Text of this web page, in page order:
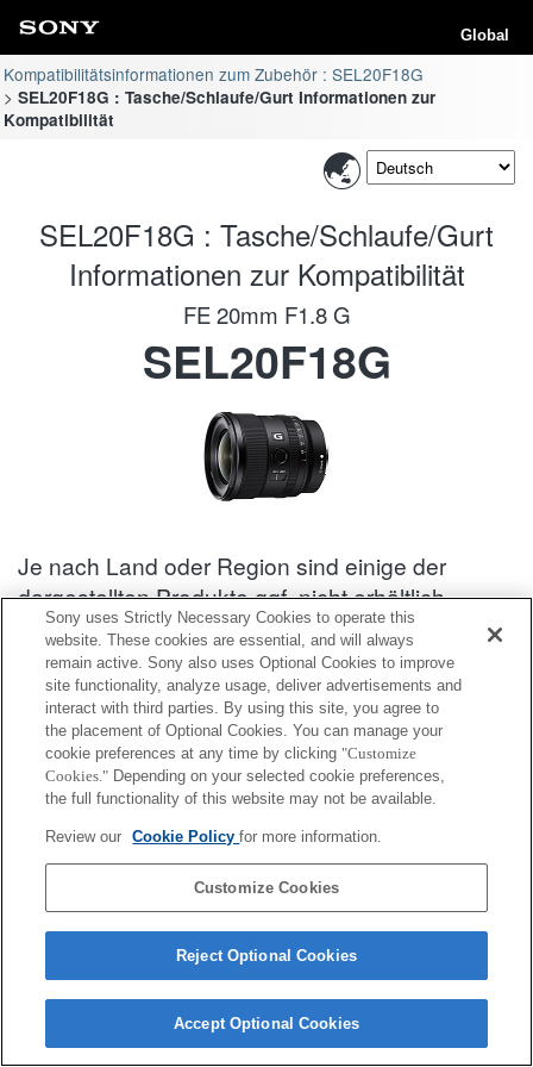
Global
Kompatibilitätsinformationen zum Zubehör : SEL20F18G
SEL20F18G : Tasche/Schlaufe/Gurt Informationen zur
Kompatibilität
SEL20F18G : Tasche/Schlaufe/Gurt
Informationen zur Kompatibilität
FE 20mm F1.8 G
SEL20F18G
Je nach Land oder Region sind einige der
dargestellten Produkte ggf. nicht erhältlich.
Kompatibilitätsinformationen zum Zubehör : SEL20F18G
Tasche/Schlaufe/Gurt
Vollständig kompatibel
Kompatibel, aber mit Einschränkungen
LCS-FEA1
Copyright 2026 Sony Corporation
Sony uses Strictly Necessary Cookies to operate this
website. These cookies are essential, and will always
remain active. Sony also uses Optional Cookies to improve
site functionality, analyze usage, deliver advertisements and
interact with third parties. By using this site, you agree to
the placement of Optional Cookies. You can manage your
cookie preferences at any time by clicking "Customize
Cookies." Depending on your selected cookie preferences,
the full functionality of this website may not be available.
Review our Cookie Policyfor more information.
Customize Cookies
Reject Optional Cookies
Accept Optional Cookies